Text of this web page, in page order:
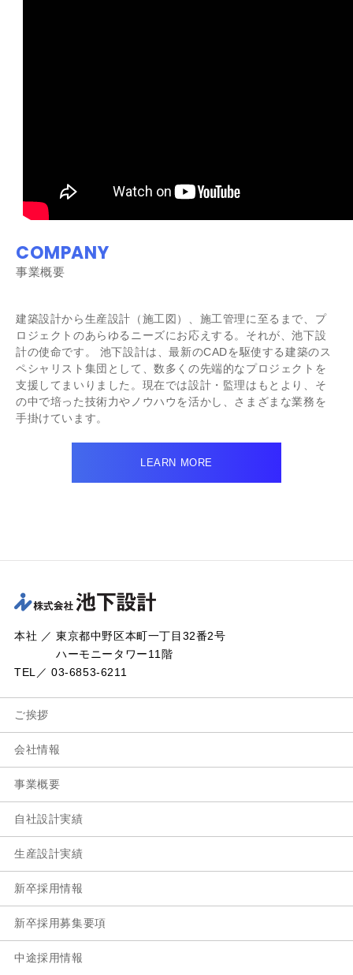
COMPANY
事業概要
建築設計から生産設計（施工図）、施工管理に至るまで、プ
ロジェクトのあらゆるニーズにお応えする。それが、池下設
計の使命です。 池下設計は、最新のCADを駆使する建築のス
ペシャリスト集団として、数多くの先端的なプロジェクトを
支援してまいりました。現在では設計・監理はもとより、そ
の中で培った技術力やノウハウを活かし、さまざまな業務を
手掛けています。
LEARN MORE
本社 ／ 東京都中野区本町一丁目32番2号
ハーモニータワー11階
TEL／ 03-6853-6211
ご挨拶
会社情報
事業概要
自社設計実績
生産設計実績
新卒採用情報
新卒採用募集要項
中途採用情報